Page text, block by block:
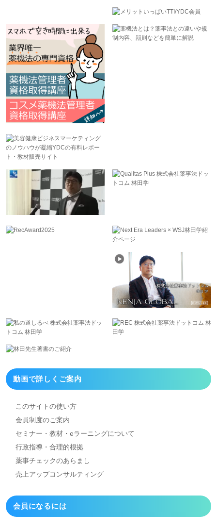
動画で詳しくご案内
このサイトの使い方
会員制度のご案内
セミナー・教材・eラーニングについて
行政指導・合理的根拠
薬事チェックのあらまし
売上アップコンサルティング
会員になるには